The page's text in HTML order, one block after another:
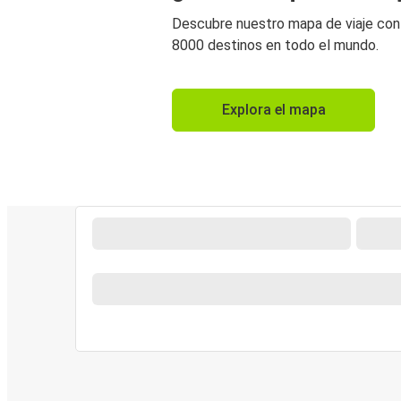
Descubre nuestro mapa de viaje
8000 destinos en todo el mundo.
Explora el mapa